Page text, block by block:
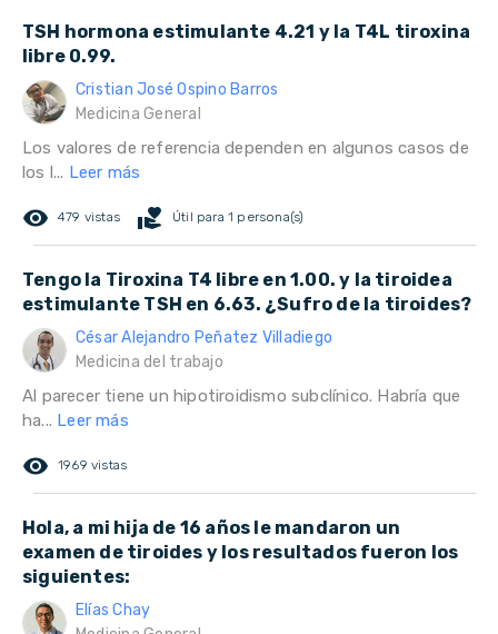
TSH hormona estimulante 4.21 y la T4L tiroxina
libre 0.99.
Cristian José Ospino Barros
Medicina General
Los valores de referencia dependen en algunos casos de
los l... Leer más
remove_red_eye 479 vistas volunteer_activism Útil para 1 persona(s)
Tengo la Tiroxina T4 libre en 1.00. y la tiroidea
estimulante TSH en 6.63. ¿Sufro de la tiroides?
César Alejandro Peñatez Villadiego
Medicina del trabajo
Al parecer tiene un hipotiroidismo subclínico. Habría que
ha... Leer más
remove_red_eye 1969 vistas
Hola, a mi hija de 16 años le mandaron un
examen de tiroides y los resultados fueron los
siguientes:
Elías Chay